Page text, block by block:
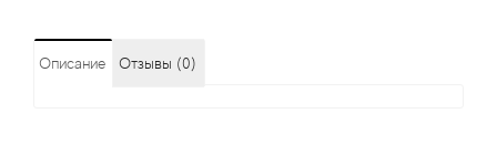
Описание Отзывы (0)